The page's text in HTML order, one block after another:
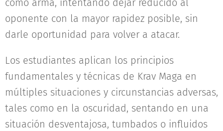
como arma, intentando dejar reducido al
oponente con la mayor rapidez posible, sin
darle oportunidad para volver a atacar.
Los estudiantes aplican los principios
fundamentales y técnicas de Krav Maga en
múltiples situaciones y circunstancias adversas,
tales como en la oscuridad, sentando en una
situación desventajosa, tumbados o influidos